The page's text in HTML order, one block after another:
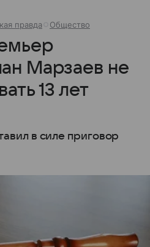
правда Общество
Марзаев не
13 лет
в силе приговор